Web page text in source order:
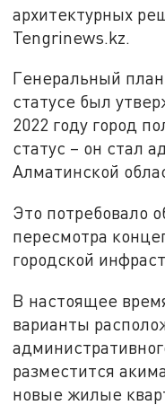
архитектурных
Tengrinews.kz.
Генеральный
статусе был
2022 году город
статус – он стал
Алматинской
Это потребовало
пересмотра
городской
В настоящее
варианты
разместится
новые жилые